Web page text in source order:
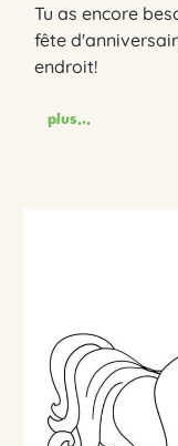
Tu as encore
fête
endroit!
plus...